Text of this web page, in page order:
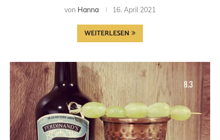
von Hanna 16. April 2021
WEITERLESEN
8.3